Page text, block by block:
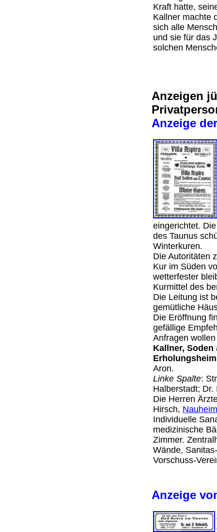
Kraft hatte,
Kallner machte
sich alle
und sie für das
solchen
Anzeigen
Anzeige
eingerichtet.
des Taunus
Winterkuren.
Die Autoritäten
Kur im Süden
wetterfester
Kurmittel des
Die Leitung ist
gemütliche
Die Eröffnung
gefällige
Anfragen
Kallner,
Aron.
Linke Spalte:
Halberstadt;
Die Herren
Hirsch, Nauheim
Individuelle
medizinische
Zimmer.
Wände,
Vorschuss-
Anzeige